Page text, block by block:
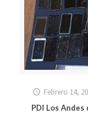
Febrero 14,
PDI Los